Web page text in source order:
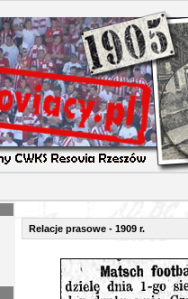
Relacje prasowe - 1909 r.